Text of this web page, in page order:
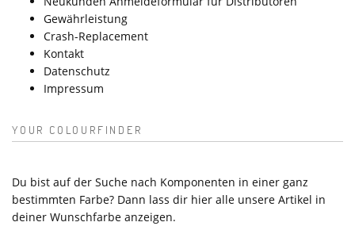
Gewährleistung
Crash-Replacement
Kontakt
Datenschutz
Impressum
YOUR COLOURFINDER
Du bist auf der Suche nach Komponenten in einer ganz
bestimmten Farbe? Dann lass dir hier alle unsere Artikel in
deiner Wunschfarbe anzeigen.